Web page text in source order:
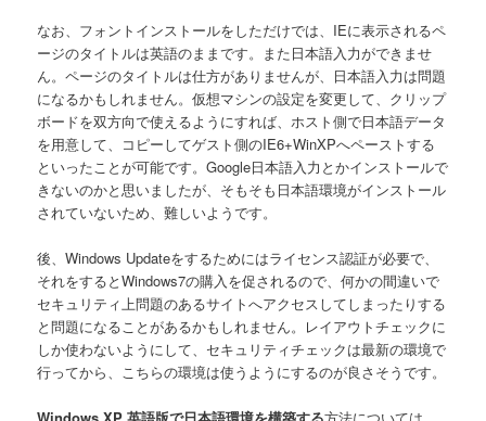
なお、フォントインストールをしただけでは、IEに表示されるペ
ージのタイトルは英語のままです。また日本語入力ができませ
ん。ページのタイトルは仕方がありませんが、日本語入力は問題
になるかもしれません。仮想マシンの設定を変更して、クリップ
ボードを双方向で使えるようにすれば、ホスト側で日本語データ
を用意して、コピーしてゲスト側のIE6+WinXPへペーストする
といったことが可能です。Google日本語入力とかインストールで
きないのかと思いましたが、そもそも日本語環境がインストール
されていないため、難しいようです。
後、Windows Updateをするためにはライセンス認証が必要で、
それをするとWindows7の購入を促されるので、何かの間違いで
セキュリティ上問題のあるサイトへアクセスしてしまったりする
と問題になることがあるかもしれません。レイアウトチェックに
しか使わないようにして、セキュリティチェックは最新の環境で
行ってから、こちらの環境は使うようにするのが良さそうです。